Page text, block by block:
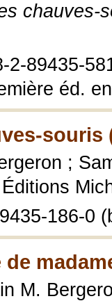
chauves-
2-89435-
éd.
souris
;
186-0
de
M.